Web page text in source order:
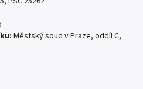
Městský soud v Praze, oddíl C,